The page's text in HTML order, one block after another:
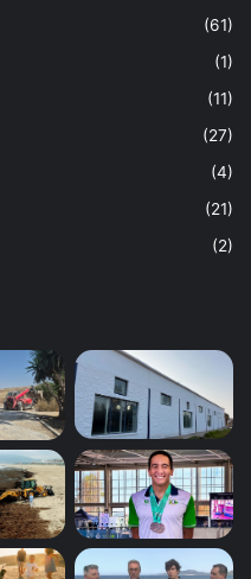
(61)
(1)
(11)
(27)
(4)
(21)
(2)